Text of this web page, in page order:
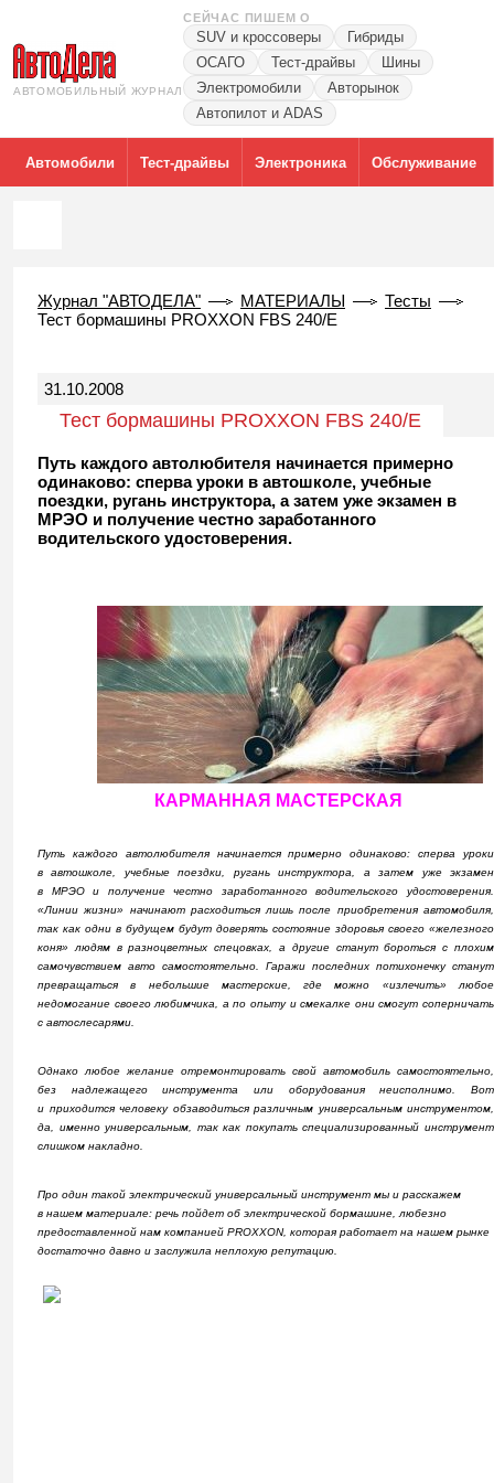
АВТОМОБИЛЬНЫЙ ЖУРНАЛ
СЕЙЧАС ПИШЕМ О
SUV и кроссоверы
Гибриды
ОСАГО
Тест-драйвы
Шины
Электромобили
Авторынок
Автопилот и ADAS
Автомобили Тест-драйвы Электроника Обслуживание
Журнал "АВТОДЕЛА" МАТЕРИАЛЫ
Тесты
Тест бормашины PROXXON FBS 240/E
31.10.2008
Тест бормашины PROXXON FBS 240/E
Путь каждого автолюбителя начинается примерно
одинаково: сперва уроки в автошколе, учебные
поездки, ругань инструктора, а затем уже экзамен в
МРЭО и получение честно заработанного
водительского удостоверения.
КАРМАННАЯ МАСТЕРСКАЯ
Путь каждого автолюбителя начинается примерно одинаково: сперва уроки
в автошколе, учебные поездки, ругань инструктора, а затем уже экзамен
в МРЭО и получение честно заработанного водительского удостоверения.
«Линии жизни» начинают расходиться лишь после приобретения автомобиля,
так как одни в будущем будут доверять состояние здоровья своего «железного
коня» людям в разноцветных спецовках, а другие станут бороться с плохим
самочувствием авто самостоятельно. Гаражи последних потихонечку станут
превращаться в небольшие мастерские, где можно «излечить» любое
недомогание своего любимчика, а по опыту и смекалке они смогут соперничать
с автослесарями.
Однако любое желание отремонтировать свой автомобиль самостоятельно,
без надлежащего инструмента или оборудования неисполнимо. Вот
и приходится человеку обзаводиться различным универсальным инструментом,
да, именно универсальным, так как покупать специализированный инструмент
слишком накладно.
Про один такой электрический универсальный инструмент мы и расскажем
в нашем материале: речь пойдет об электрической бормашине, любезно
предоставленной нам компанией PROXXON, которая работает на нашем рынке
достаточно давно и заслужила неплохую репутацию.